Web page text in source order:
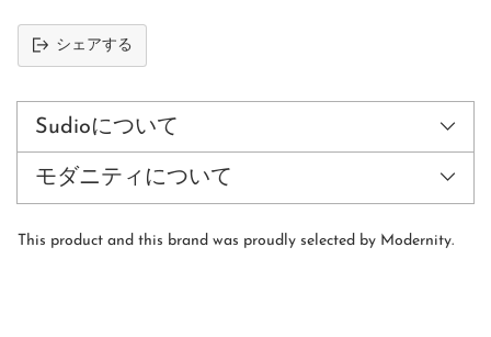
シェアする
ー
追
Sudioについて
モダニティについて
This product and this brand was proudly selected by Modernity.